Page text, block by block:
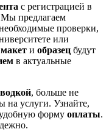
с регистрацией в
Мы предлагаем
проверки,
или
макет и образец будут
в актуальные
, больше не
на услуги. Узнайте,
форму оплаты.